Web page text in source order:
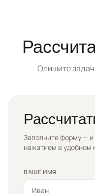
Опишите
Заполните форму —
нажатием в удобном
ВАШЕ ИМЯ